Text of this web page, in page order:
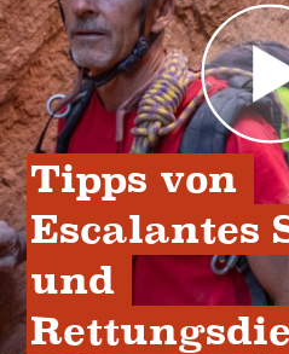
Tipps von
Escalantes
und